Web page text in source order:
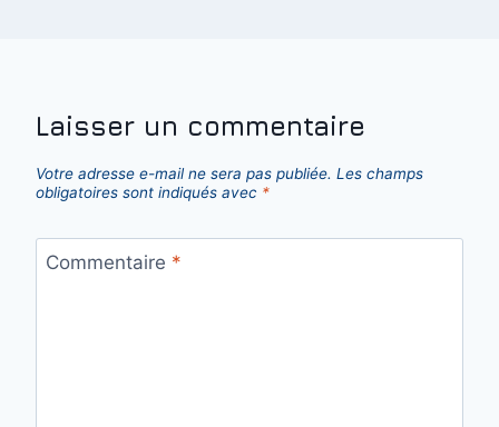
Laisser un commentaire
Votre adresse e-mail ne sera pas publiée. Les champs
obligatoires sont indiqués avec *
Commentaire *